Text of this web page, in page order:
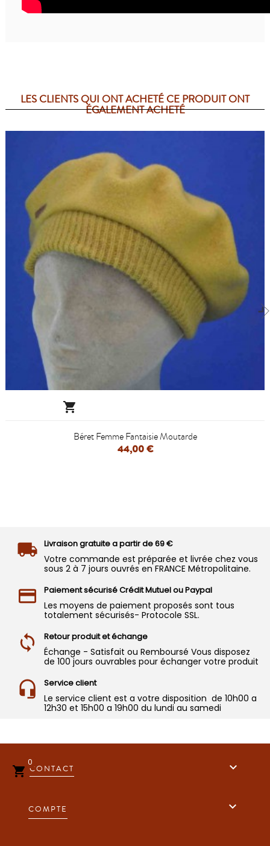
LES CLIENTS QUI ONT ACHETÉ CE PRODUIT ONT
ÉGALEMENT ACHETÉ

Béret Femme Fantaisie Moutarde
44,00 €
Livraison gratuite a partir de 69 €
Votre commande est préparée et livrée chez vous
sous 2 à 7 jours ouvrés en FRANCE Métropolitaine.
Paiement sécurisé Crédit Mutuel ou Paypal
Les moyens de paiement proposés sont tous
totalement sécurisés- Protocole SSL.
Retour produit et échange
Échange - Satisfait ou Remboursé Vous disposez
de 100 jours ouvrables pour échanger votre produit
Service client
Le service client est a votre disposition de 10h00 a
12h30 et 15h00 a 19h00 du lundi au samedi
CONTACT 
COMPTE 

0